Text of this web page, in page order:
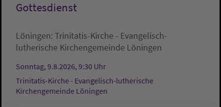
Gottesdienst
Löningen: Trinitatis-Kirche - Evangelisch-
lutherische Kirchengemeinde Löningen
Sonntag, 9.8.2026, 9:30 Uhr
Trinitatis-Kirche - Evangelisch-lutherische
Kirchengemeinde Löningen